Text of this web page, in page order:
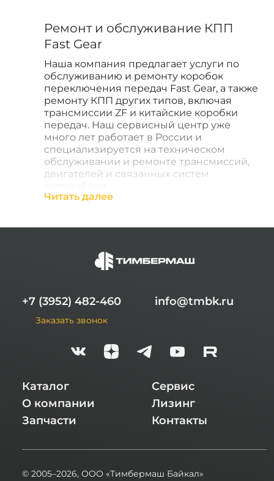
Ремонт и обслуживание КПП
Fast Gear
Наша компания предлагает услуги по
обслуживанию и ремонту коробок
переключения передач Fast Gear, а также
ремонту КПП других типов, включая
трансмиссии ZF и китайские коробки
передач. Наш сервисный центр уже
много лет работает в России и
специализируется на техническом
обслуживании и ремонте трансмиссий,
двигателей и связанных систем
Коробка переключения передач Fast
автоматизированным КПП, которые
качественных запасных частей и
профессионального подхода к
работы с Fast Gear, ZF и китайскими
выполнить как стандартное техническое
капитальный ремонт КПП Fast Gear с
полной разборкой, дефектовкой и
На сайте компании подробно
представлена информация о наших
услугах: ремонт коробок передач,
двигателя, подбор и установка запасных
Читать далее
+7 (3952) 482-460
Заказать звонок
info@tmbk.ru
Каталог
О компании
Запчасти
Сервис
Лизинг
Контакты
© 2005–2026, ООО «Тимбермаш Байкал»